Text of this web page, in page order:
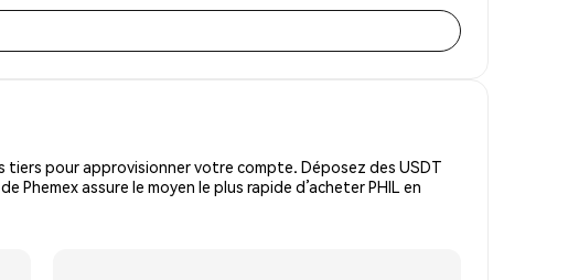
pour approvisionner votre compte. Déposez des USDT
assure le moyen le plus rapide d’acheter PHIL en